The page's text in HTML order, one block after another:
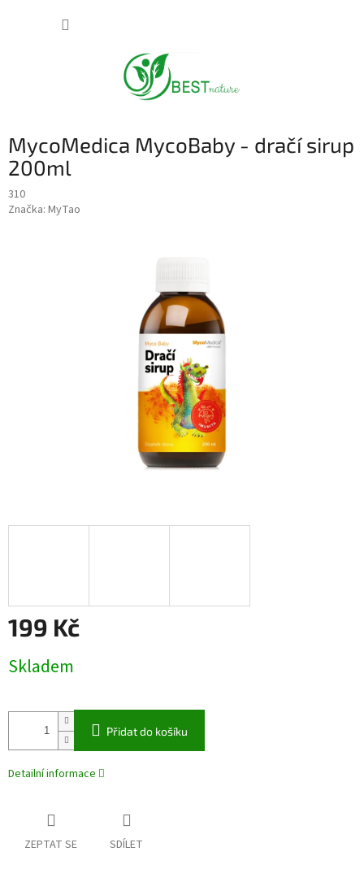
MycoMedica MycoBaby - dračí sirup
200ml
310
Značka: MyTao
199 Kč
cena:
Skladem
Přidat do košíku
Detailní informace
ZEPTAT SE SDÍLET